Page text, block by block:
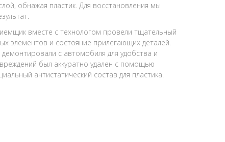
обнажая пластик. Для восстановления мы
вместе с технологом провели тщательный
элементов и состояние прилегающих деталей.
с автомобиля для удобства и
был аккуратно удален с помощью
антистатический состав для пластика.